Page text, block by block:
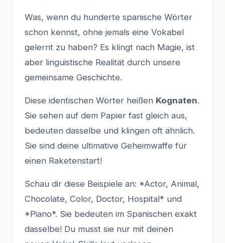
Was, wenn du hunderte spanische Wörter
schon kennst, ohne jemals eine Vokabel
gelernt zu haben? Es klingt nach Magie, ist
aber linguistische Realität durch unsere
gemeinsame Geschichte.
Diese identischen Wörter heißen Kognaten.
Sie sehen auf dem Papier fast gleich aus,
bedeuten dasselbe und klingen oft ähnlich.
Sie sind deine ultimative Geheimwaffe für
einen Raketenstart!
Schau dir diese Beispiele an: *Actor, Animal,
Chocolate, Color, Doctor, Hospital* und
*Piano*. Sie bedeuten im Spanischen exakt
dasselbe! Du musst sie nur mit deinen